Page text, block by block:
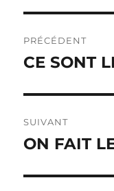
de
PRÉCÉDENT
Publication
CE SONT
SUIVANT
Publication
ON FAIT